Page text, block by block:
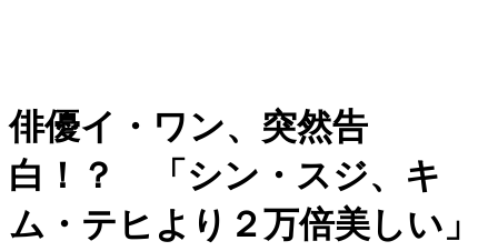
俳優イ・ワン、突然告
白！？ 「シン・スジ、キ
ム・テヒより２万倍美しい」